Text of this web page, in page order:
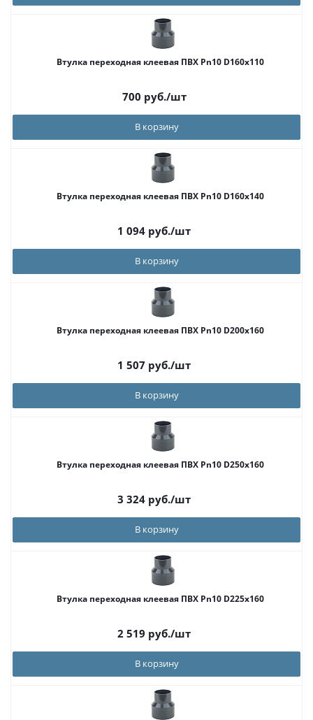
Втулка переходная клеевая ПВХ Pn10 D160x110
700 руб./шт
В корзину
Втулка переходная клеевая ПВХ Pn10 D160x140
1 094 руб./шт
В корзину
Втулка переходная клеевая ПВХ Pn10 D200x160
1 507 руб./шт
В корзину
Втулка переходная клеевая ПВХ Pn10 D250x160
3 324 руб./шт
В корзину
Втулка переходная клеевая ПВХ Pn10 D225x160
2 519 руб./шт
В корзину